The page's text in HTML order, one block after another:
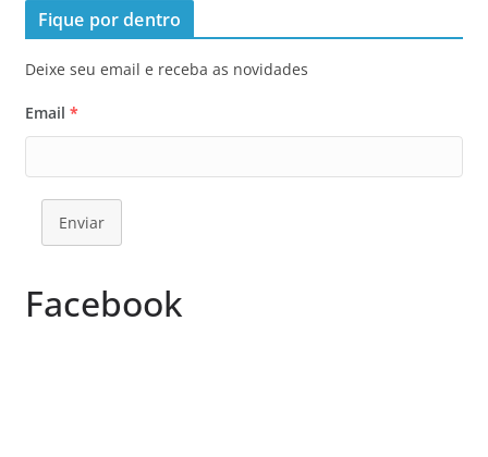
Fique por dentro
Deixe seu email e receba as novidades
Email *
Enviar
Facebook